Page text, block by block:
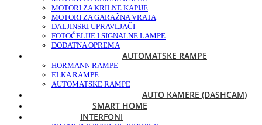
MOTORI ZA KRILNE KAPIJE
MOTORI ZA GARAŽNA VRATA
DALJINSKI UPRAVLJAČI
FOTOĆELIJE I SIGNALNE LAMPE
DODATNA OPREMA
AUTOMATSKE RAMPE
HORMANN RAMPE
ELKA RAMPE
AUTOMATSKE RAMPE
AUTO KAMERE (DASHCAM)
SMART HOME
INTERFONI